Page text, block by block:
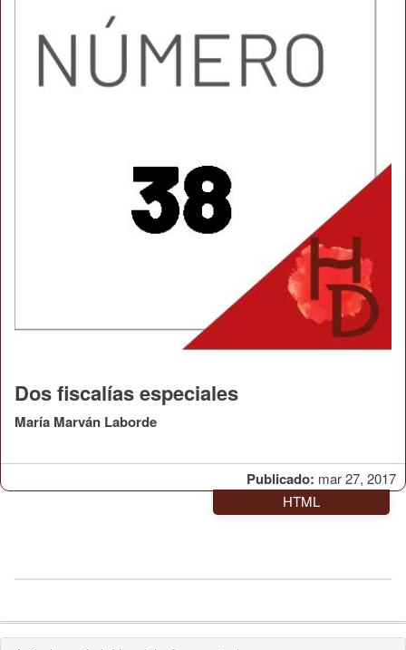
Publicado: mar 27, 2017
Dos fiscalías especiales
María Marván Laborde
HTML